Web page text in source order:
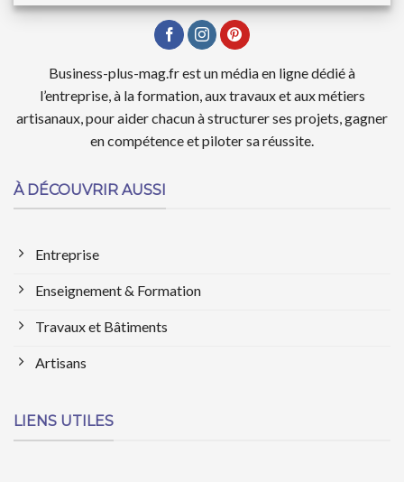
Business-plus-mag.fr est un média en ligne dédié à
l’entreprise, à la formation, aux travaux et aux métiers
artisanaux, pour aider chacun à structurer ses projets, gagner
en compétence et piloter sa réussite.
À DÉCOUVRIR AUSSI
Entreprise
Enseignement & Formation
Travaux et Bâtiments
Artisans
LIENS UTILES